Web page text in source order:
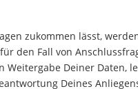
zukommen lässt,
den Fall von
Deiner Daten,
Deines